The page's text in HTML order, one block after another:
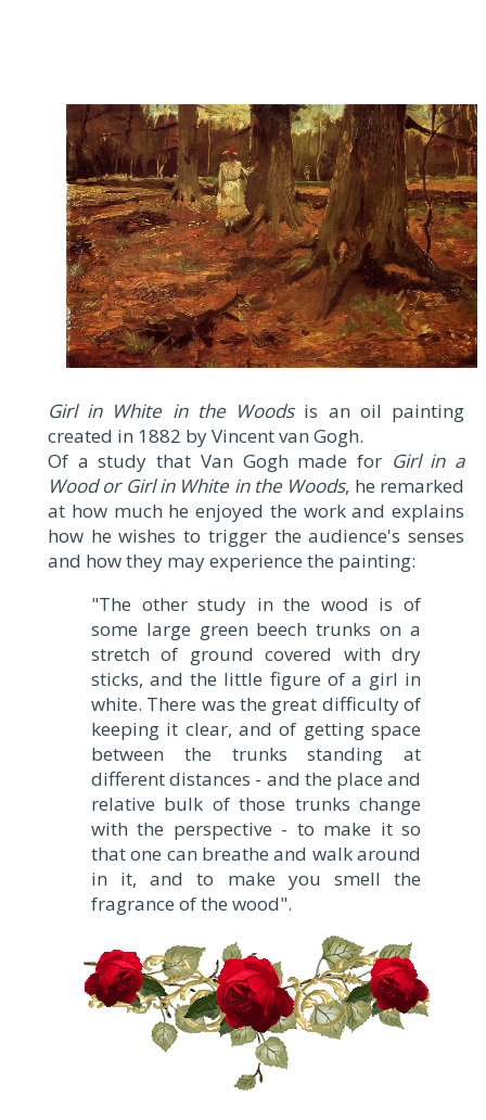
Girl in White in the Woodsis an oil painting
created in 1882 by Vincent van Gogh.
Of a study that Van Gogh made for Girl in a
Wood or Girl in White in the Woods, he remarked
at how much he enjoyed the work and explains
how he wishes to trigger the audience's senses
and how they may experience the painting:
"The other study in the wood is of
some large green beech trunks on a
stretch of ground covered with dry
sticks, and the little figure of a girl in
white. There was the great difficulty of
keeping it clear, and of getting space
between the trunks standing at
different distances - and the place and
relative bulk of those trunks change
with the perspective - to make it so
that one can breathe and walk around
in it, and to make you smell the
fragrance of the wood".